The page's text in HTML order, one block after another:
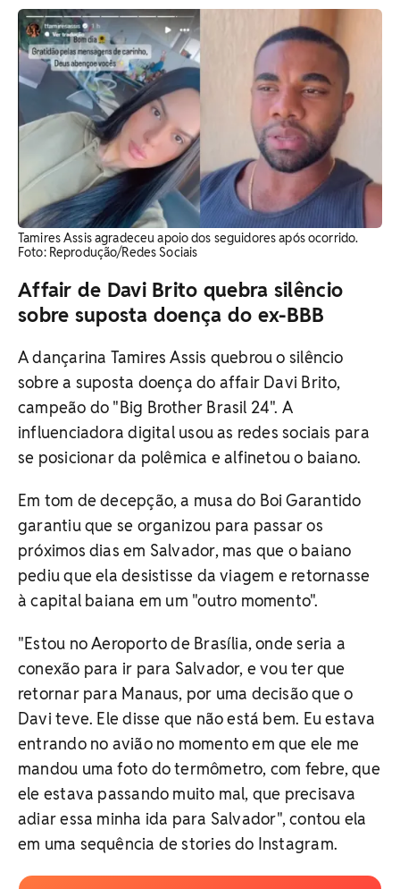
Tamires Assis agradeceu apoio dos seguidores após ocorrido.
Foto: Reprodução/Redes Sociais
Affair de Davi Brito quebra silêncio
sobre suposta doença do ex-BBB
A dançarina Tamires Assis quebrou o silêncio
sobre a suposta doença do affair Davi Brito,
campeão do "Big Brother Brasil 24". A
influenciadora digital usou as redes sociais para
se posicionar da polêmica e alfinetou o baiano.
Em tom de decepção, a musa do Boi Garantido
garantiu que se organizou para passar os
próximos dias em Salvador, mas que o baiano
pediu que ela desistisse da viagem e retornasse
à capital baiana em um "outro momento".
"Estou no Aeroporto de Brasília, onde seria a
conexão para ir para Salvador, e vou ter que
retornar para Manaus, por uma decisão que o
Davi teve. Ele disse que não está bem. Eu estava
entrando no avião no momento em que ele me
mandou uma foto do termômetro, com febre, que
ele estava passando muito mal, que precisava
adiar essa minha ida para Salvador", contou ela
em uma sequência de stories do Instagram.